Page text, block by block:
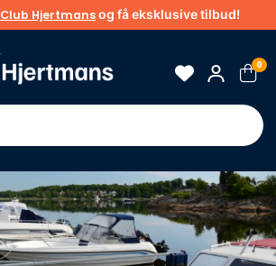
Club Hjertmansog få eksklusive tilbud!
0
Tips & guider